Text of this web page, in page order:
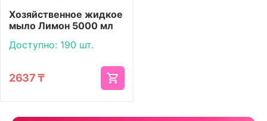
Хозяйственное жидкое
мыло Лимон 5000 мл
Доступно: 190 шт.
2637 ₸